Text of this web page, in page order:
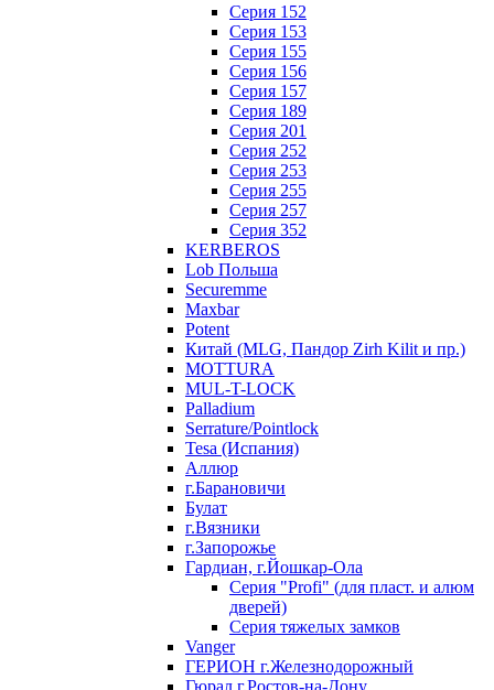
Серия 152
Серия 153
Серия 155
Серия 156
Серия 157
Серия 189
Серия 201
Серия 252
Серия 253
Серия 255
Серия 257
Серия 352
KERBEROS
Lob Польша
Securemme
Maxbar
Potent
Китай (MLG, Пандор Zirh Kilit и пр.)
MOTTURA
MUL-T-LOCK
Palladium
Serrature/Pointlock
Tesa (Испания)
Аллюр
г.Барановичи
Булат
г.Вязники
г.Запорожье
Гардиан, г.Йошкар-Ола
Серия "Profi" (для пласт. и алюм
дверей)
Серия тяжелых замков
Vanger
ГЕРИОН г.Железнодорожный
Гюрал г.Ростов-на-Дону